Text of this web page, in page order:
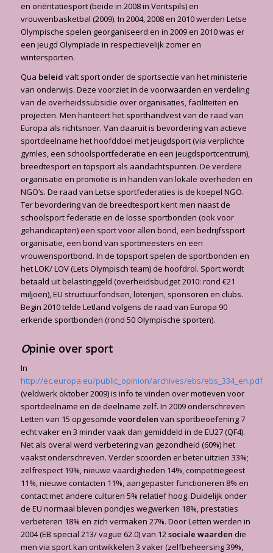
en oriëntatiesport (beide in 2008 in Ventspils) en
vrouwenbasketbal (2009). In 2004, 2008 en 2010 werden Letse
Olympische spelen georganiseerd en in 2009 en 2010 was er
een jeugd Olympiade in respectievelijk zomer en
wintersporten.
Qua beleid valt sport onder de sportsectie van het ministerie
van onderwijs. Deze voorziet in de voorwaarden en verdeling
van de overheidssubsidie over organisaties, faciliteiten en
projecten. Men hanteert het sporthandvest van de raad van
Europa als richtsnoer. Van daaruit is bevordering van actieve
sportdeelname het hoofddoel met jeugdsport (via verplichte
gymles, een schoolsportfederatie en een jeugdsportcentrum),
breedtesport en topsport als aandachtspunten. De verdere
organisatie en promotie is in handen van lokale overheden en
NGO’s. De raad van Letse sportfederaties is de koepel NGO.
Ter bevordering van de breedtesport kent men naast de
schoolsport federatie en de losse sportbonden (ook voor
gehandicapten) een sport voor allen bond, een bedrijfssport
organisatie, een bond van sportmeesters en een
vrouwensportbond. In de topsport spelen de sportbonden en
het LOK/ LOV (Lets Olympisch team) de hoofdrol. Sport wordt
betaald uit belastinggeld (overheidsbudget 2010: rond €21
miljoen), EU structuurfondsen, loterijen, sponsoren en clubs.
Begin 2010 telde Letland volgens de raad van Europa 90
erkende sportbonden (rond 50 Olympische sporten).
Opinie over sport
In
http://ec.europa.eu/public_opinion/archives/ebs/ebs_334_en.pdf
(veldwerk oktober 2009) is info te vinden over motieven voor
sportdeelname en de deelname zelf. In 2009 onderschreven
Letten van 15 opgesomde voordelen van sportbeoefening 7
echt vaker en 3 minder vaak dan gemiddeld in de EU27 (QF4).
Net als overal werd verbetering van gezondheid (60%) het
vaakst onderschreven. Verder scoorden er beter uitzien 33%;
zelfrespect 19%, nieuwe vaardigheden 14%, competitiegeest
11%, nieuwe contacten 11%, aangepaster functioneren 8% en
contact met andere culturen 5% relatief hoog. Duidelijk onder
de EU normaal bleven pondjes wegwerken 18%, prestaties
verbeteren 18% en zich vermaken 27%. Door Letten werden in
2004 (EB special 213/ vague 62.0) van 12 sociale waarden die
men via sport kan ontwikkelen 3 vaker (zelfbeheersing 39%,